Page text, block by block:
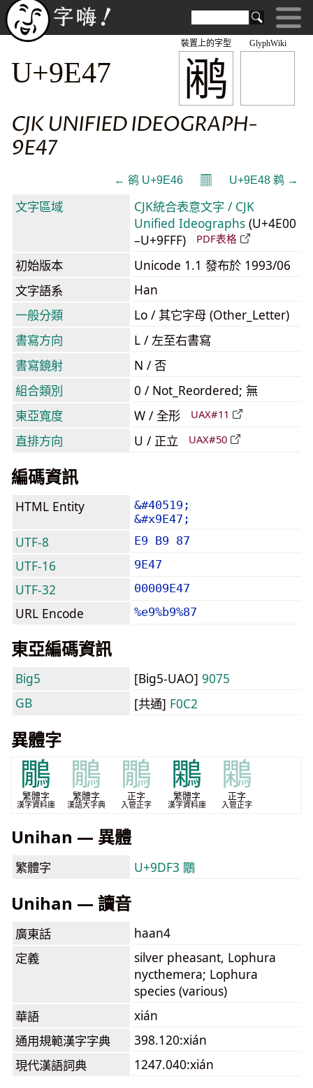
GlyphWiki
鹇
裝置上的字型
U+9E47
CJK UNIFIED IDEOGRAPH-
9E47
← 鹆 U+9E46 𝄜 U+9E48 鹈 →
文字區域
CJK統合表意文字 / CJK
Unified Ideographs (U+4E00
–U+9FFF)
PDF表格
初始版本
Unicode 1.1 發布於 1993/06
文字語系
Han
一般分類
Lo / 其它字母 (Other_Letter)
書寫方向
L / 左至右書寫
書寫鏡射
N / 否
組合類別
0 / Not_Reordered; 無
東亞寬度
W / 全形 UAX#11
直排方向 U / 正立 UAX#50
編碼資訊
HTML Entity
&#40519;
&#x9E47;
UTF-8 E9 B9 87
UTF-16 9E47
UTF-32 00009E47
URL Encode %e9%b9%87
東亞編碼資訊
Big5 [Big5-UAO] 9075
GB
[共通] F0C2
異體字
鷳
繁體字
漢字資料庫
鷳
繁體字
漢語大字典
鷳
正字
入管正字
鷴
繁體字
漢字資料庫
鷴
正字
入管正字
Unihan — 異體
繁體字 U+9DF3 鷳
Unihan — 讀音
廣東話
haan4
定義
silver pheasant, Lophura
nycthemera; Lophura
species (various)
華語
xián
通用規範漢字字典
398.120:xián
現代漢語詞典
1247.040:xián